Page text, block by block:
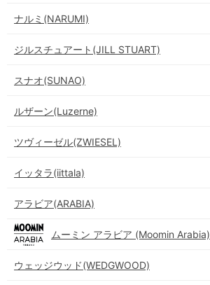
ナルミ(NARUMI)
ジルスチュアート(JILL STUART)
スナオ(SUNAO)
ルザーン(Luzerne)
ツヴィーゼル(ZWIESEL)
イッタラ(iittala)
アラビア(ARABIA)
ムーミン アラビア (Moomin Arabia)
ウェッジウッド(WEDGWOOD)